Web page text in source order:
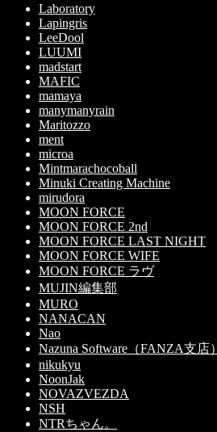
Laboratory
Lapingris
LeeDool
LUUMI
madstart
MAFIC
mamaya
manymanyrain
Maritozzo
ment
microa
Mintmarachocoball
Minuki Creating Machine
mirudora
MOON FORCE
MOON FORCE 2nd
MOON FORCE LAST NIGHT
MOON FORCE WIFE
MOON FORCE ラヴ
MUJIN編集部
MURO
NANACAN
Nao
Nazuna Software（FANZA支店）
nikukyu
NoonJak
NOVAZVEZDA
NSH
NTRちゃん。